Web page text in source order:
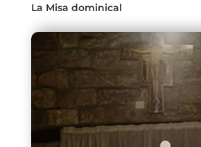
La Misa dominical